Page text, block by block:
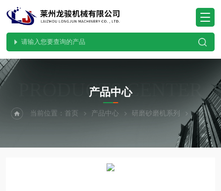
PRODUCTS CENTER
产品中心
当前位置：首页 产品中心 研磨砂磨机系列 篮式砂